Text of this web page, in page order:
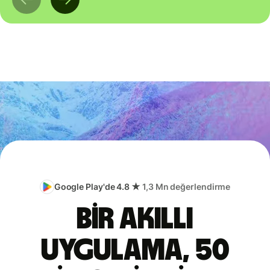
Google Play'de 4.8 ★ 1,3 Mn değerlendirme
Bir akıllı
uygulama, 50